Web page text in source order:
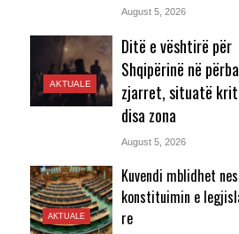
August 5, 2026
AKTUALE
Ditë e vështirë për
Shqipërinë në
zjarret, situatë
disa zona
August 5, 2026
AKTUALE
Kuvendi mblidhet
konstituimin e
re